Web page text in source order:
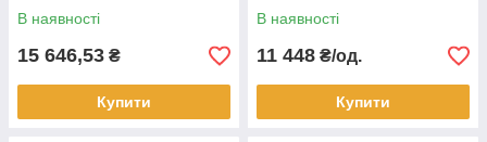
В наявності
15 646,53 ₴
Купити
В наявності
11 448 ₴/од.
Купити